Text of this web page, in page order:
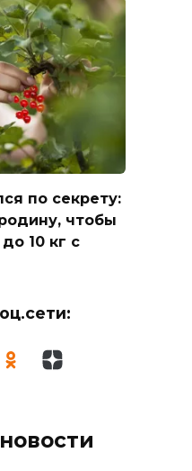
по секрету:
чтобы
10 кг с